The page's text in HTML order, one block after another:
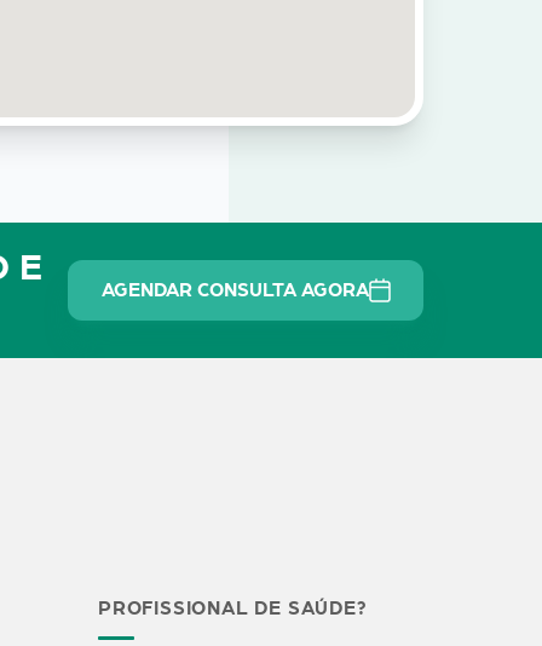
E
AGENDAR CONSULTA AGORA
PROFISSIONAL DE SAÚDE?